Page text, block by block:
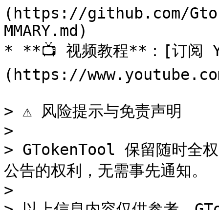
(https://github.com/
MMARY.md)
* **📺 视频教程**：[订阅
(https://
> ⚠️ 风险提示与免责声明
>
> GTokenTool 保留随时全权
公告的权利，无需事先通知。
>